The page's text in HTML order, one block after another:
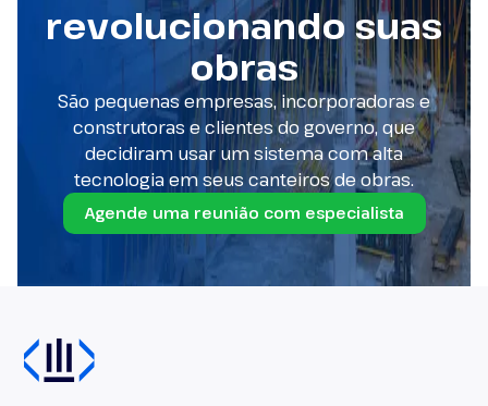
revolucionando suas
obras
São pequenas empresas, incorporadoras e
construtoras e clientes do governo, que
decidiram usar um sistema com alta
tecnologia em seus canteiros de obras.
Agende uma reunião com especialista